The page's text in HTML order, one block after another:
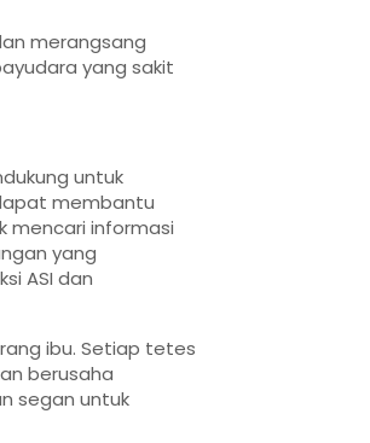
merangsang
yang sakit
untuk
membantu
mencari informasi
yang
ASI dan
ibu. Setiap tetes
berusaha
segan untuk